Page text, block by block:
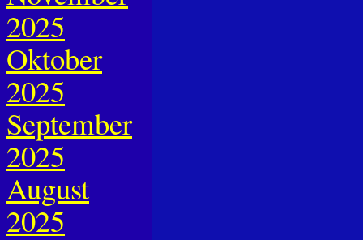
2025
Oktober
2025
September
2025
August
2025